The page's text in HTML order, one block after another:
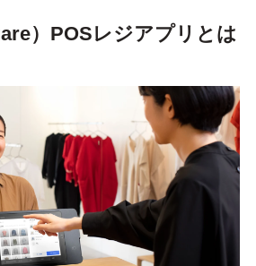
）POSレジアプリとは